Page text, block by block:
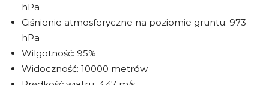
hPa
Ciśnienie atmosferyczne na poziomie gruntu: 973
hPa
Wilgotność: 95%
Widoczność: 10000 metrów